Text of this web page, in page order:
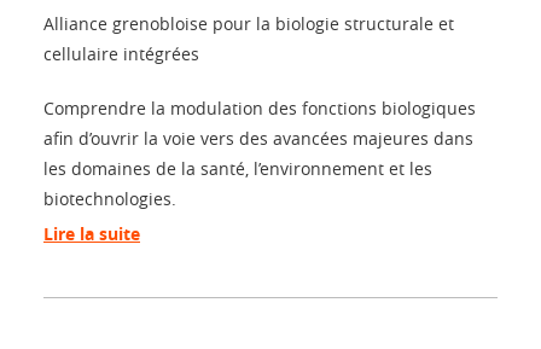
Alliance grenobloise pour la biologie structurale et
cellulaire intégrées
Comprendre la modulation des fonctions biologiques
afin d’ouvrir la voie vers des avancées majeures dans
les domaines de la santé, l’environnement et les
biotechnologies.
Lire la suite